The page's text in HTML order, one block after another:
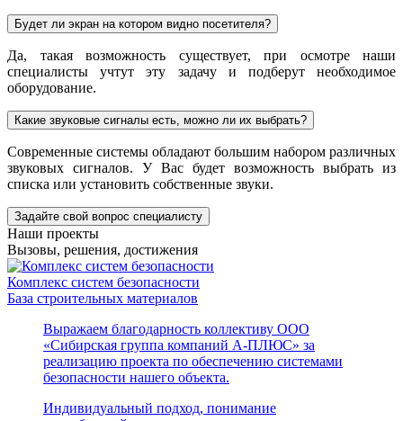
Будет ли экран на котором видно посетителя?
Да, такая возможность существует, при осмотре наши
специалисты учтут эту задачу и подберут необходимое
оборудование.
Какие звуковые сигналы есть, можно ли их выбрать?
Современные системы обладают большим набором различных
звуковых сигналов. У Вас будет возможность выбрать из
списка или установить собственные звуки.
Задайте свой вопрос специалисту
Наши проекты
Вызовы, решения, достижения
Комплекс систем безопасности
База строительных материалов
Выражаем благодарность коллективу ООО
«Сибирская группа компаний А-ПЛЮС» за
реализацию проекта по обеспечению системами
безопасности нашего объекта.
Индивидуальный подход, понимание